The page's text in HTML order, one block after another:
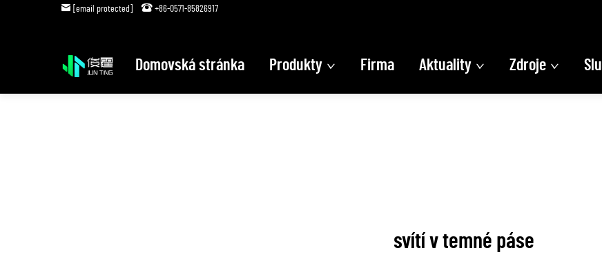
[email protected] +86-0571-85826917
Domovská stránka Produkty Firma Aktuality Zdroje
svítí v temné páse